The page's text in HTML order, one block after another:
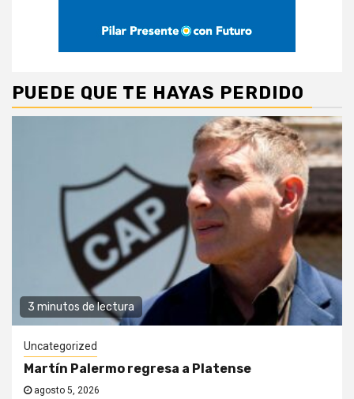
PUEDE QUE TE HAYAS PERDIDO
3 minutos de lectura
Uncategorized
Martín Palermo regresa a Platense
agosto 5, 2026